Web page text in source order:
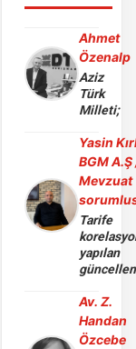
Ahmet
Özenalp
Aziz
Türk
Milleti;
Yasin
BGM A.Ş
Mevzuat
Tarife
yapılan
Av. Z.
Handan
Özcebe